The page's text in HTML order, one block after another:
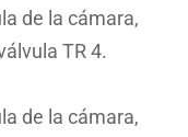
de la cámara,
TR 4.
de la cámara,